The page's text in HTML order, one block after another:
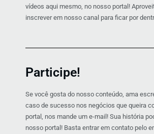
vídeos aqui mesmo, no nosso portal!
inscrever em nosso canal para ficar por
Participe!
Se você gosta do nosso conteúdo, ama
caso de sucesso nos negócios que queira
portal, nos mande um e-mail! Sua história
nosso portal! Basta entrar em contato pelo